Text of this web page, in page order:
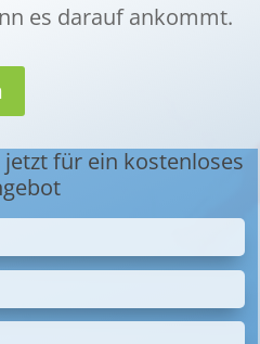
es darauf ankommt.
für ein kostenloses